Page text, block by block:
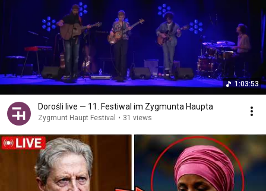
1:03:53
Dorośli live — 11. Festiwal im Zygmunta Haupta
Zygmunt Haupt Festival • 31 views